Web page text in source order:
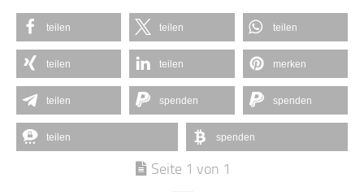
teilen teilen teilen
teilen teilen merken
teilen spenden spenden
teilen spenden
Seite 1 von 1